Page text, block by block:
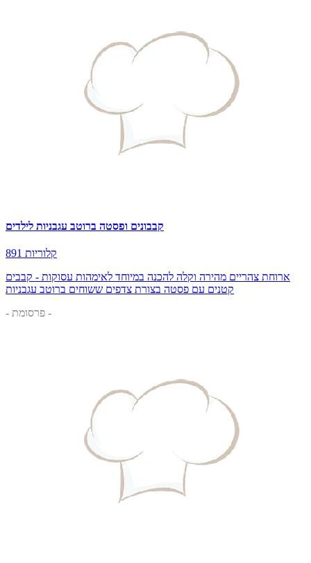
קבבונים ופסטה ברוטב עגבניות לילדים
891 קלוריות
ארוחת צהריים מהירה וקלה להכנה במיוחד לאימהות עסוקות - קבבים
קטנים עם פסטה בצורת צדפים ששוחים ברוטב עגבניות
- פרסומת -